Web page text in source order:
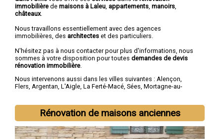
immobilière de maisons à Laleu appartements manoirs
châteaux.
Nous travaillons essentiellement avec des agences
immobilières, des architectes et des particuliers.
N'hésitez pas à nous contacter pour plus d'informations, nous
sommes à votre disposition pour toutes demandes de devis
rénovation immobilière
Nous intervenons aussi dans les villes suivantes : Alençon,
Flers, Argentan, L'Aigle, La Ferté-Macé, Sées, Mortagne-au-
Rénovation de maisons anciennes